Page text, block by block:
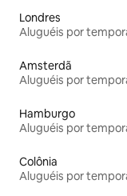
Londres
Aluguéis por
Amsterdã
Aluguéis por
Hamburgo
Aluguéis por
Colônia
Aluguéis por